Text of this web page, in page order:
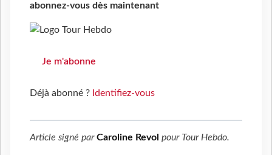
abonnez-vous dès maintenant
Je m'abonne
Déjà abonné ? Identifiez-vous
Article signé parCaroline Revol pour Tour Hebdo.